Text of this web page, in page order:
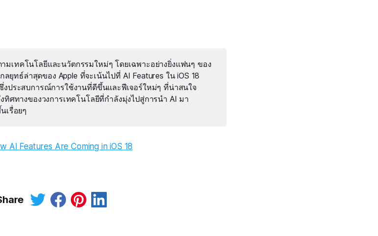
มเทคโนโลยีและนวัตกรรมใหม่ๆ โดยเฉพาะอย่างยิ่งแฟนๆ ของ
ลยุทธ์ล่าสุดของ Apple ที่จะเน้นไปที่ AI Features ใน iOS 18
งประสบการณ์การใช้งานที่ดีขึ้นและฟีเจอร์ใหม่ๆ ที่น่าสนใจ
ทิศทางของวงการเทคโนโลยีที่กำลังมุ่งไปสู่การนำ AI มา
เรื่อยๆ
AI Features Are Coming in iOS 18